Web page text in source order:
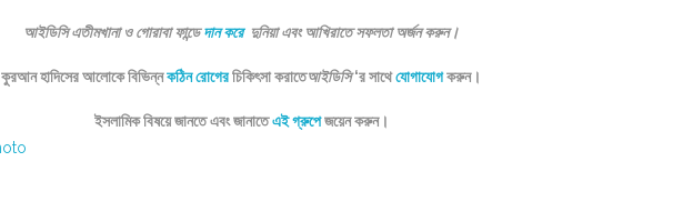
আইডিসি এতীমখানা ও গোরাবা ফান্ডেদান করে দুনিয়া এবং আখিরাতে সফলতা অর্জন করুন।
কুরআন হাদিসের আলোকে বিভিন্নকঠিন রোগেরচিকিৎসা করাতেআইডিসি‘র সাথেযোগাযোগকরুন।
ইসলামিক বিষয়ে জানতে এবং জানাতেএই গ্রুপেজয়েন করুন।